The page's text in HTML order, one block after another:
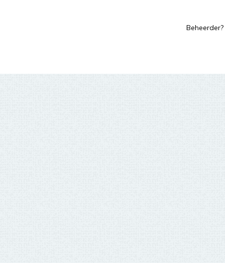
Beheerder?